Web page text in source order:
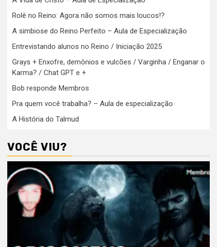
Rolê no Reino: Agora não somos mais loucos!?
A simbiose do Reino Perfeito – Aula de Especialização
Entrevistando alunos no Reino / Iniciação 2025
Grays + Enxofre, demônios e vulcões / Varginha / Enganar o
Karma? / Chat GPT e +
Bob responde Membros
Pra quem você trabalha? – Aula de especialização
A História do Talmud
VOCÊ VIU?